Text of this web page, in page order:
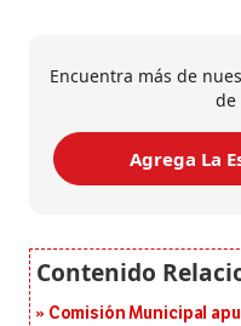
Encuentra más de
de
Agrega La
Comisión Municipal